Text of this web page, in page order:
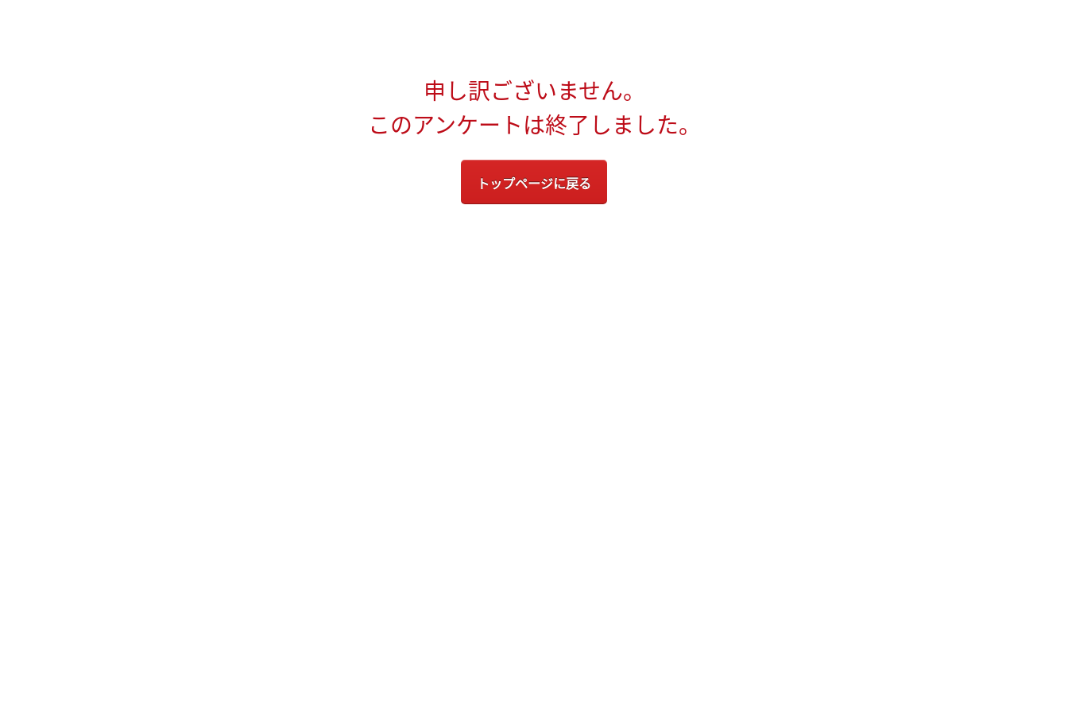
申し訳ございません。
このアンケートは終了しました。
トップページに戻る